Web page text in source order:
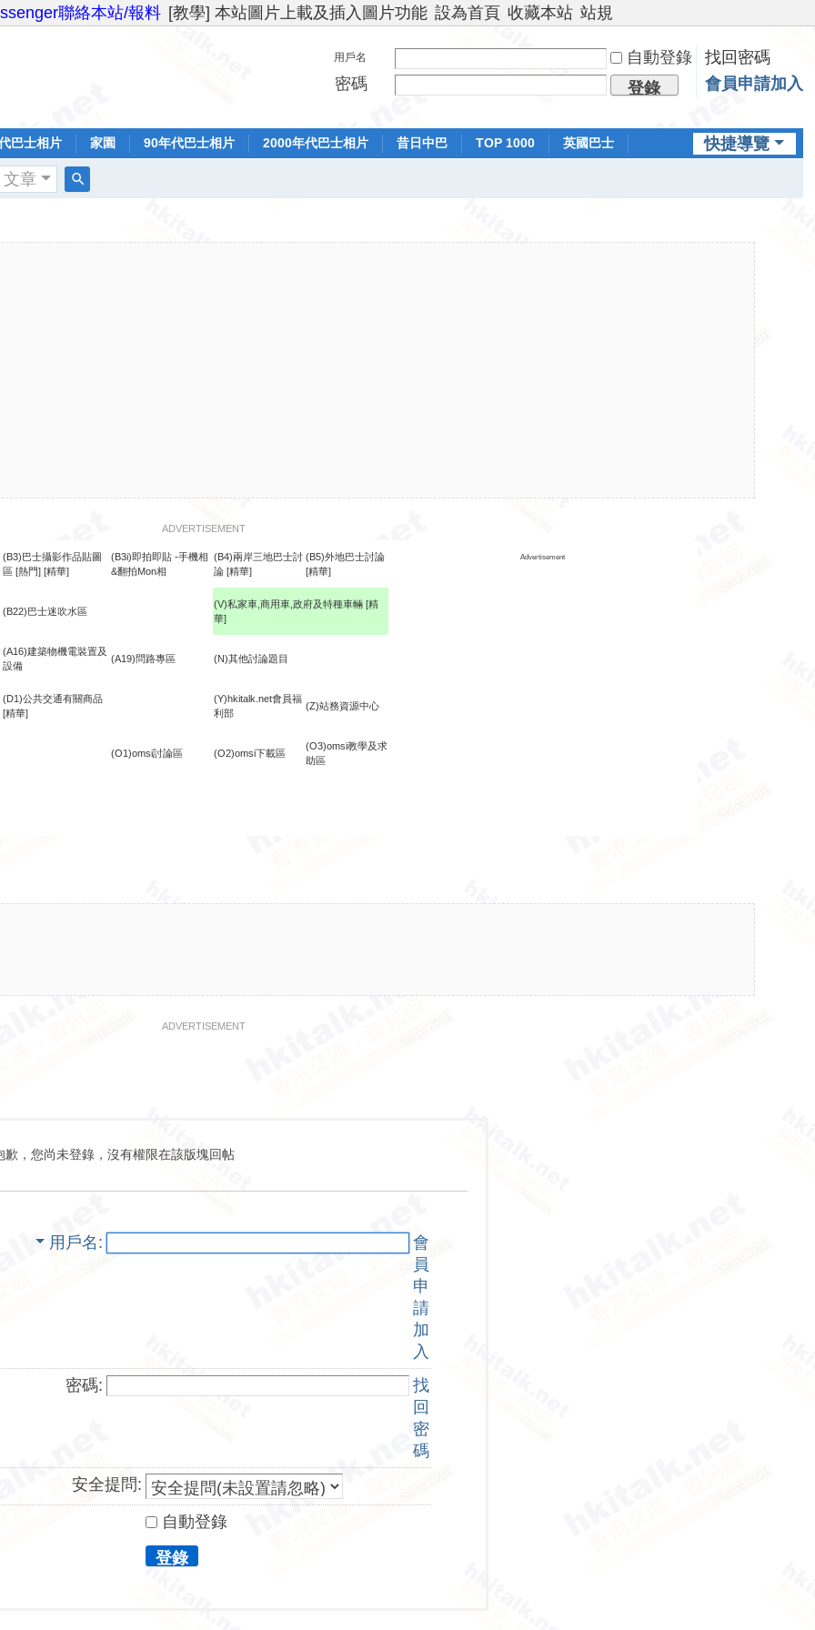
聯絡本站/報料 [教學] 本站圖片上載及插入圖片功能 設為首頁 收藏本站 站規
用戶名 自動登錄
找回密碼
密碼
登錄 會員申請加入
快捷導覽
巴士相片 家園 90年代巴士相片 2000年代巴士相片 昔日中巴 TOP 1000
英國巴士
文章
ADVERTISEMENT
(B3)巴士攝影作品貼圖
區 [熱門] [精華]
(B3i)即拍即貼 -手機相
&翻拍Mon相
(B4)兩岸三地巴士討
論 [精華]
(B5)外地巴士討論
[精華]
Advertisement
(B22)巴士迷吹水區
(V)私家車,商用車,政府及特種車輛 [精
華]
(A16)建築物機電裝置及
設備
(A19)問路專區 (N)其他討論題目
(D1)公共交通有關商品
[精華]
(Y)hkitalk.net會員福
利部
(Z)站務資源中心
(O1)omsi討論區 (O2)omsi下載區
(O3)omsi教學及求
助區
ADVERTISEMENT
歉，您尚未登錄，沒有權限在該版塊回帖
用戶名
會
員
申
請
加
入
密碼:
找
回
密
碼
安全提問:
自動登錄
登錄